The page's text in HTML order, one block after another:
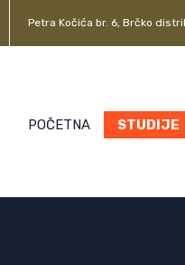
Petra Kočića br. 6, Brčko
POČETNA STUDIJE